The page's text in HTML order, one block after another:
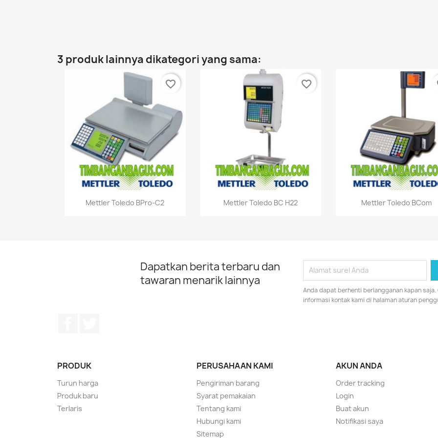
3 produk lainnya dikategori yang sama:
Quick view
Mettler Toledo BPro-C2
favorite_border
Quick view
Mettler Toledo BC H22
favorite_border
Quick view
Mettler Toledo BCom
Dapatkan berita terbaru dan
tawaran menarik lainnya
Anda dapat berhenti berlangganan kapan saja.
informasi kontak kami di halaman aturan
PRODUK
Turun harga
Produk baru
Terlaris
PERUSAHAAN KAMI
Pengiriman barang
Syarat pemakaian
Tentang kami
Hubungi kami
Sitemap
AKUN ANDA
Order tracking
Login
Buat akun
Notifikasi saya